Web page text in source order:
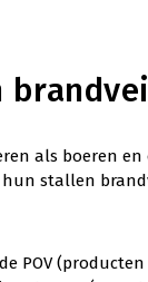
als boeren en
stallen
POV